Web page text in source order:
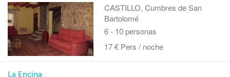
CASTILLO, Cumbres de San
Bartolomé
6 - 10 personas
17 € Pers / noche
La Encina